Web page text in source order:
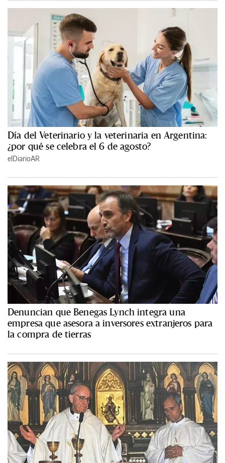
Día del Veterinario y la veterinaria en Argentina:
¿por qué se celebra el 6 de agosto?
elDiarioAR
Denuncian que Benegas Lynch integra una
empresa que asesora a inversores extranjeros para
la compra de tierras